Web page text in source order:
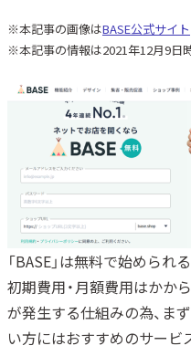
※本記事の画像はBASE公式サイト
※本記事の情報は2021年12月9日
「BASE」は無料で始めら
初期費用・月額費用はかか
が発生する仕組みの為、ま
い方にはおすすめのサービ